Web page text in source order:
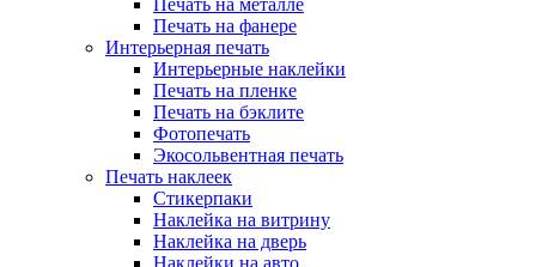
Печать на металле
Печать на фанере
Интерьерная печать
Интерьерные наклейки
Печать на пленке
Печать на бэклите
Фотопечать
Экосольвентная печать
Печать наклеек
Стикерпаки
Наклейка на витрину
Наклейка на дверь
Наклейки на авто